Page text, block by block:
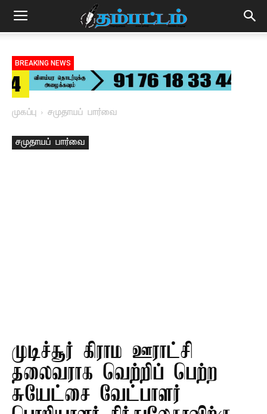
BREAKING NEWS
முகப்பு சமுதாயப் பார்வை
சமுதாயப் பார்வை
முடிச்சூர் கிராம ஊராட்சி
தலைவராக வெற்றிப் பெற்ற
சுயேட்சை வேட்பாளர்